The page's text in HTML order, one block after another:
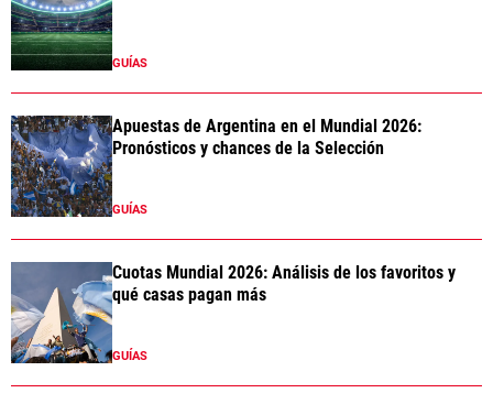
GUÍAS
Apuestas de Argentina en el Mundial 2026:
Pronósticos y chances de la Selección
GUÍAS
Cuotas Mundial 2026: Análisis de los favoritos y
qué casas pagan más
GUÍAS